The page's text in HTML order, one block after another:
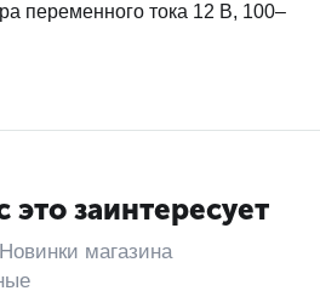
переменного тока 12 В, 100–
заинтересует
Новинки магазина